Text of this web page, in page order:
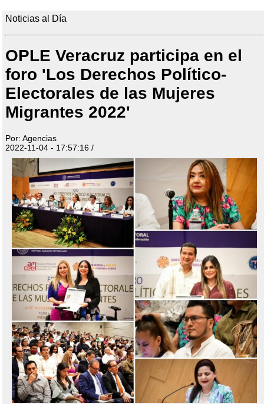
Noticias al Día
OPLE Veracruz participa en el
foro 'Los Derechos Político-
Electorales de las Mujeres
Migrantes 2022'
Por: Agencias
2022-11-04 - 17:57:16 /